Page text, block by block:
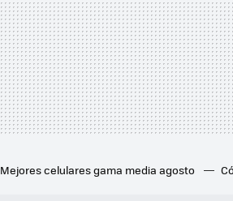
Mejores celulares gama media agosto